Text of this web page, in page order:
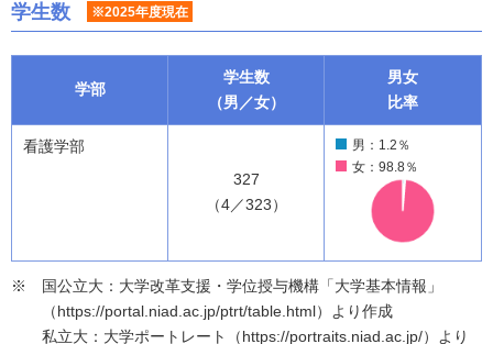
学生数 ※2025年度現在
学部
学生数
（男／女）
男女
比率
看護学部
327
（4／323）
男：1.2％
女：98.8％
国公立大：大学改革支援・学位授与機構「大学基本情報」
（https://portal.niad.ac.jp/ptrt/table.html）より作成
私立大：大学ポートレート（https://portraits.niad.ac.jp/）より